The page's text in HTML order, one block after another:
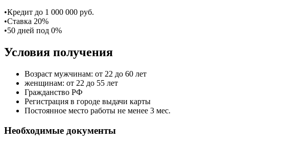
•Кредит до 1 000 000 руб.
•Ставка 20%
•50 дней под 0%
Условия получения
Возраст мужчинам: от 22 до 60 лет
женщинам: от 22 до 55 лет
Гражданство РФ
Регистрация в городе выдачи карты
Постоянное место работы не менее 3 мес.
Необходимые документы